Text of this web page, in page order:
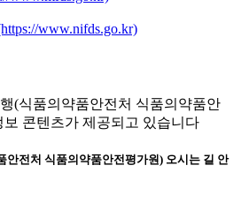
www.nifds.go.kr)
(식품의약품안전처 식품의약품안
콘텐츠가 제공되고 있습니다
안전처 식품의약품안전평가원) 오시는 길 안